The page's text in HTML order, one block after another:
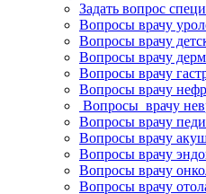
Задать вопрос
Вопросы врачу
Вопросы врачу
Вопросы врачу
Вопросы врачу
Вопросы врачу
Вопросы врачу
Вопросы врачу
Вопросы врачу
Вопросы врачу
Вопросы врачу
Вопросы врачу